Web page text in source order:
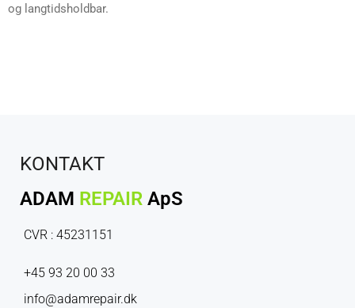
og langtidsholdbar.
KONTAKT
ADAM REPAIR ApS
CVR : 45231151
+45 93 20 00 33
info@adamrepair.dk